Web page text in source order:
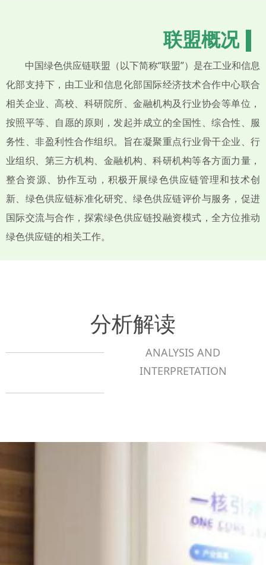
分析解读
ANALYSIS AND
INTERPRETATION
中国绿色供应链联盟（以下简称“联盟”）是在工业和信息
化部支持下，由工业和信息化部国际经济技术合作中心联合
相关企业、高校、科研院所、金融机构及行业协会等单位，
按照平等、自愿的原则，发起并成立的全国性、综合性、服
务性、非盈利性合作组织。旨在凝聚重点行业骨干企业、行
业组织、第三方机构、金融机构、科研机构等各方面力量，
整合资源、协作互动，积极开展绿色供应链管理和技术创
新、绿色供应链标准化研究、绿色供应链评价与服务，促进
国际交流与合作，探索绿色供应链投融资模式，全方位推动
绿色供应链的相关工作。
联盟概况